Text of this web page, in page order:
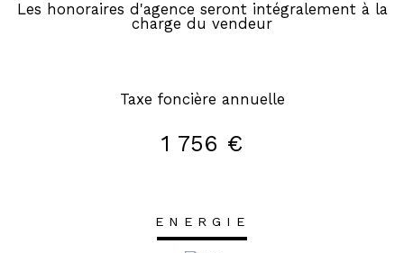
Les honoraires d'agence seront intégralement à la
charge du vendeur
Taxe foncière annuelle
1 756 €
ENERGIE